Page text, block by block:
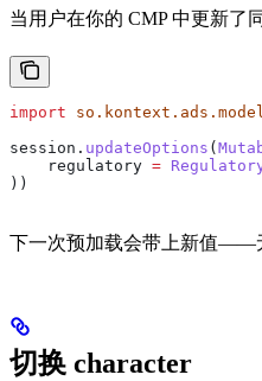
当用户在你的 CMP 中更新了
import
session. updateOptions (
    regulatory
=
))
下一次预加载会带上新值——无
切换 character